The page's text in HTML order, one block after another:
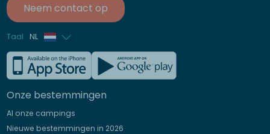
Neem contact op
Taal NL
Frans
Engels
Duits
Italiaans
Onze bestemmingen
Al onze campings
Nieuwe bestemmingen in 2026